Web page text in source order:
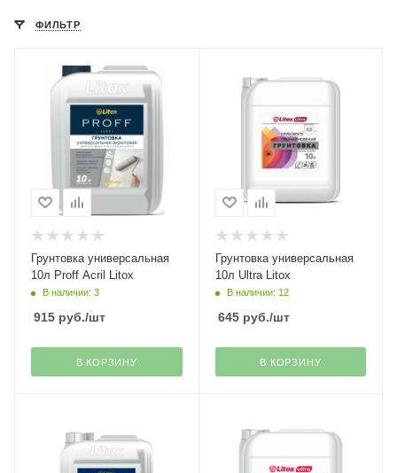
ФИЛЬТР
Грунтовка универсальная
10л Proff Acril Litox
В наличии: 3
915 руб./шт
В КОРЗИНУ
Грунтовка универсальная
10л Ultra Litox
В наличии: 12
645руб./шт
В КОРЗИНУ